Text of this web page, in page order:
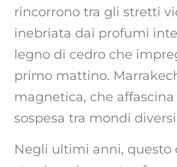
rincorrono tra gli stretti
inebriata dai profumi
legno di cedro che
primo mattino.
magnetica, che affascina
sospesa tra mondi
Negli ultimi anni, questo